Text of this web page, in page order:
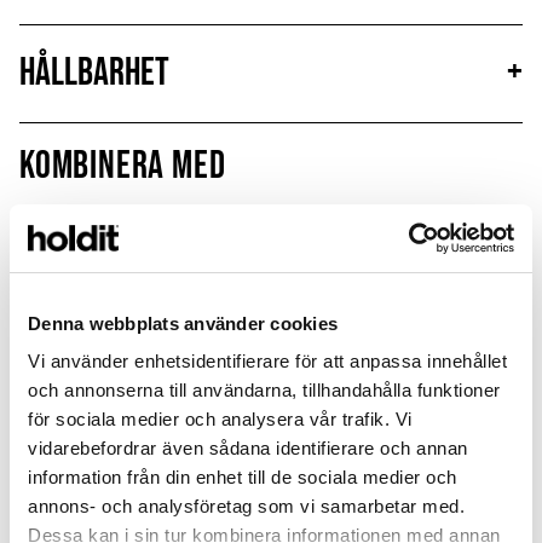
Denna webbplats använder cookies
Vi använder enhetsidentifierare för att anpassa innehållet
och annonserna till användarna, tillhandahålla funktioner
för sociala medier och analysera vår trafik. Vi
vidarebefordrar även sådana identifierare och annan
information från din enhet till de sociala medier och
annons- och analysföretag som vi samarbetar med.
Dessa kan i sin tur kombinera informationen med annan
Hållbarhet
+
Kombinera med
MagSafe Fit